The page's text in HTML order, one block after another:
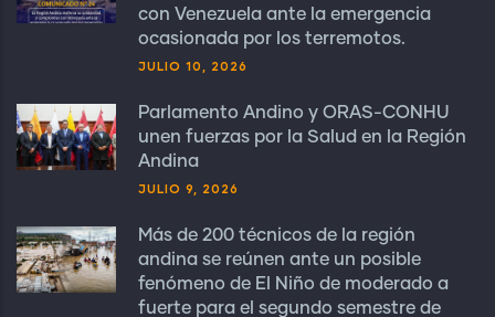
con Venezuela ante la emergencia
ocasionada por los terremotos.
JULIO 10, 2026
Parlamento Andino y ORAS-CONHU
unen fuerzas por la Salud en la Región
Andina
JULIO 9, 2026
Más de 200 técnicos de la región
andina se reúnen ante un posible
fenómeno de El Niño de moderado a
fuerte para el segundo semestre de